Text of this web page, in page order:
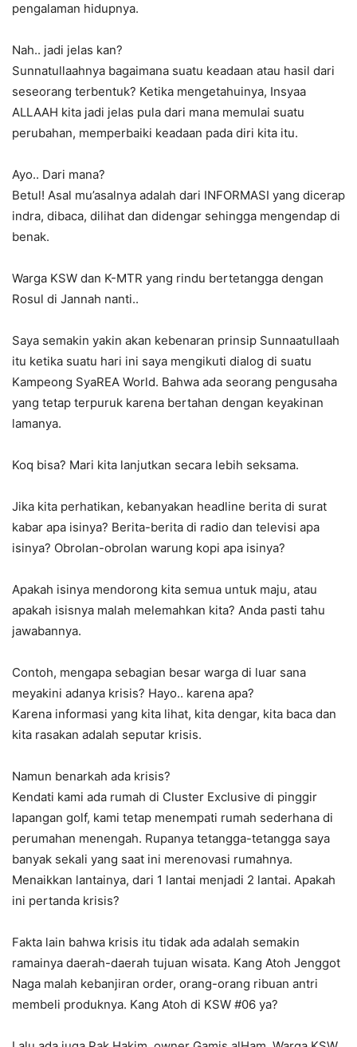
pengalaman hidupnya.
Nah.. jadi jelas kan?
Sunnatullaahnya bagaimana suatu keadaan atau hasil dari
seseorang terbentuk? Ketika mengetahuinya, Insyaa
ALLAAH kita jadi jelas pula dari mana memulai suatu
perubahan, memperbaiki keadaan pada diri kita itu.
Ayo.. Dari mana?
Betul! Asal mu’asalnya adalah dari INFORMASI yang dicerap
indra, dibaca, dilihat dan didengar sehingga mengendap di
benak.
Warga KSW dan K-MTR yang rindu bertetangga dengan
Rosul di Jannah nanti..
Saya semakin yakin akan kebenaran prinsip Sunnaatullaah
itu ketika suatu hari ini saya mengikuti dialog di suatu
Kampeong SyaREA World. Bahwa ada seorang pengusaha
yang tetap terpuruk karena bertahan dengan keyakinan
lamanya.
Koq bisa? Mari kita lanjutkan secara lebih seksama.
Jika kita perhatikan, kebanyakan headline berita di surat
kabar apa isinya? Berita-berita di radio dan televisi apa
isinya? Obrolan-obrolan warung kopi apa isinya?
Apakah isinya mendorong kita semua untuk maju, atau
apakah isisnya malah melemahkan kita? Anda pasti tahu
jawabannya.
Contoh, mengapa sebagian besar warga di luar sana
meyakini adanya krisis? Hayo.. karena apa?
Karena informasi yang kita lihat, kita dengar, kita baca dan
kita rasakan adalah seputar krisis.
Namun benarkah ada krisis?
Kendati kami ada rumah di Cluster Exclusive di pinggir
lapangan golf, kami tetap menempati rumah sederhana di
perumahan menengah. Rupanya tetangga-tetangga saya
banyak sekali yang saat ini merenovasi rumahnya.
Menaikkan lantainya, dari 1 lantai menjadi 2 lantai. Apakah
ini pertanda krisis?
Fakta lain bahwa krisis itu tidak ada adalah semakin
ramainya daerah-daerah tujuan wisata. Kang Atoh Jenggot
Naga malah kebanjiran order, orang-orang ribuan antri
membeli produknya. Kang Atoh di KSW #06 ya?